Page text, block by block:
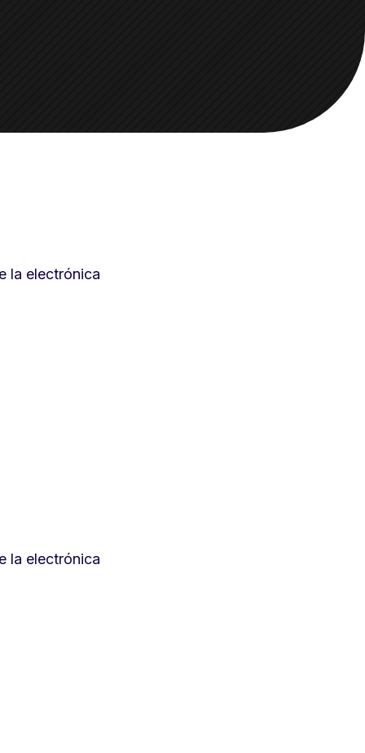
la electrónica
la electrónica